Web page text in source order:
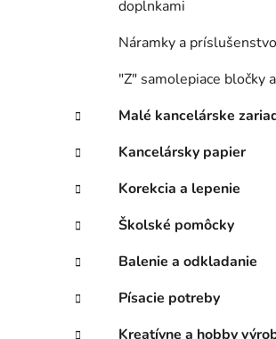
doplnkami
Náramky a príslušenstvo
"Z" samolepiace bločky
Malé kancelárske
Kancelársky papier
Korekcia a lepenie
Školské pomôcky
Balenie a odkladanie
Písacie potreby
Kreatívne a hobby